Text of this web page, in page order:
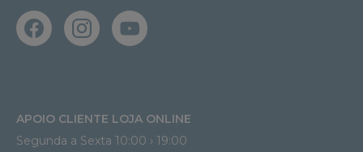
APOIO CLIENTE LOJA ONLINE
Segunda a Sexta 10:00 › 19:00